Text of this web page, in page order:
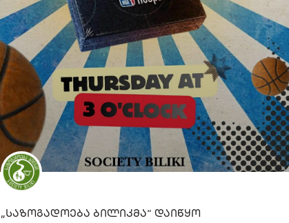
„საზოგადოება ბილიკმა“ დაიწყო